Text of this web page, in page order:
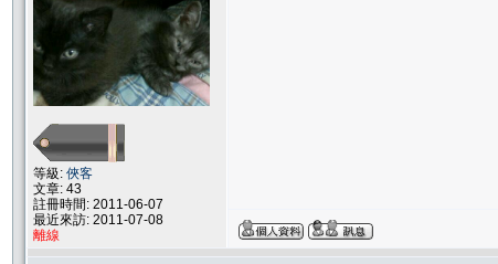
等級: 俠客
文章: 43
註冊時間: 2011-06-07
最近來訪: 2011-07-08
離線